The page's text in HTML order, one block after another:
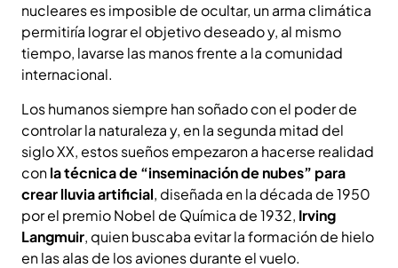
nucleares es imposible de ocultar, un arma climática
permitiría lograr el objetivo deseado y, al mismo
tiempo, lavarse las manos frente a la comunidad
internacional.
Los humanos siempre han soñado con el poder de
controlar la naturaleza y, en la segunda mitad del
siglo XX, estos sueños empezaron a hacerse realidad
conla técnica de “inseminación de nubes” para
crear lluvia artificial, diseñada en la década de 1950
por el premio Nobel de Química de 1932, Irving
Langmuir, quien buscaba evitar la formación de hielo
en las alas de los aviones durante el vuelo.